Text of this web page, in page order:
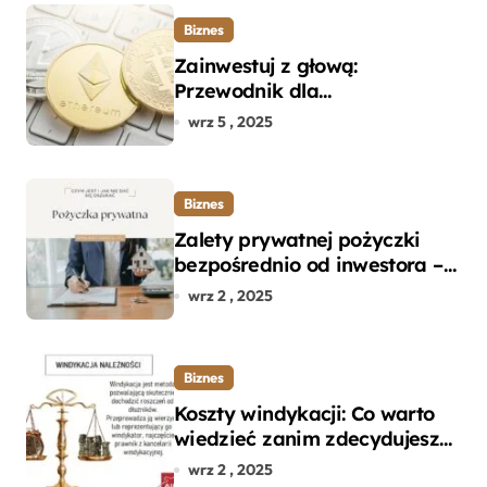
Biznes
Zainwestuj z głową:
Przewodnik dla
początkujących w zakupie
wrz 5 , 2025
Biznes
Zalety prywatnej pożyczki
bezpośrednio od inwestora –
dlaczego warto?
wrz 2 , 2025
Biznes
Koszty windykacji: Co warto
wiedzieć zanim zdecydujesz
się na odzyskanie długu?
wrz 2 , 2025